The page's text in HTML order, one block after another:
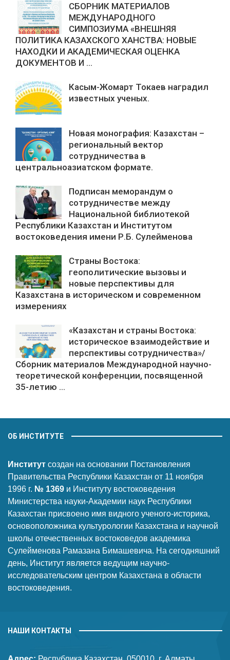
СБОРНИК МАТЕРИАЛОВ
МЕЖДУНАРОДНОГО
СИМПОЗИУМА «ВНЕШНЯЯ
ПОЛИТИКА КАЗАХСКОГО ХАНСТВА: НОВЫЕ
НАХОДКИ И АКАДЕМИЧЕСКАЯ ОЦЕНКА
ДОКУМЕНТОВ И ...
Касым-Жомарт Токаев наградил
известных ученых.
Новая монография: Казахстан –
региональный вектор
сотрудничества в
центральноазиатском формате.
Подписан меморандум о
сотрудничестве между
Национальной библиотекой
Республики Казахстан и Институтом
востоковедения имени Р.Б. Сулейменова
Страны Востока:
геополитические вызовы и
новые перспективы для
Казахстана в историческом и современном
измерениях
«Казахстан и страны Востока:
историческое взаимодействие и
перспективы сотрудничества»/
Сборник материалов Международной научно-
теоретической конференции, посвященной
35-летию ...
ОБ ИНСТИТУТЕ
Институт создан на основании Постановления
Правительства Республики Казахстан от 11 ноября
1996 г. № 1369 и Институту востоковедения
Министерства науки-Академии наук Республики
Казахстан присвоено имя видного ученого-историка,
основоположника культурологии Казахстана и научной
школы отечественных востоковедов академика
Сулейменова Рамазана Бимашевича. На сегодняшний
день, Институт является ведущим научно-
исследовательским центром Казахстана в области
востоковедения.
НАШИ КОНТАКТЫ